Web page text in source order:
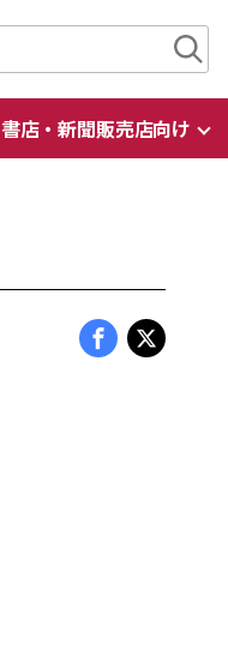
書店・新聞販売店向け